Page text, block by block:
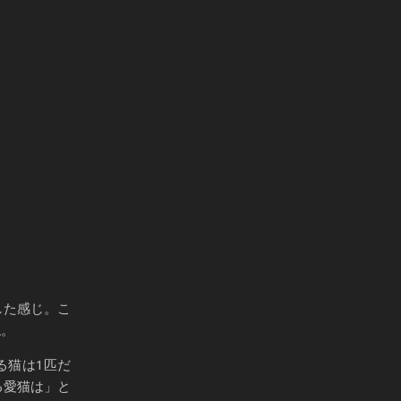
感じ。こ
猫は1匹だ
猫は」と